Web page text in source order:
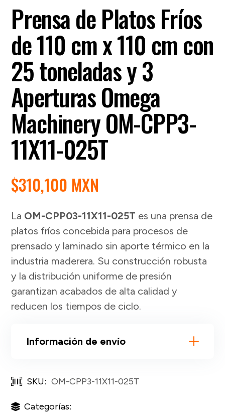
Prensa de Platos Fríos
de 110 cm x 110 cm con
25 toneladas y 3
Aperturas Omega
Machinery OM-CPP3-
11X11-025T
$310,100 MXN
La OM-CPP03-11X11-025T es una prensa de
platos fríos concebida para procesos de
prensado y laminado sin aporte térmico en la
industria maderera. Su construcción robusta
y la distribución uniforme de presión
garantizan acabados de alta calidad y
reducen los tiempos de ciclo.
Información de envío
SKU: OM-CPP3-11X11-025T
Categorías: